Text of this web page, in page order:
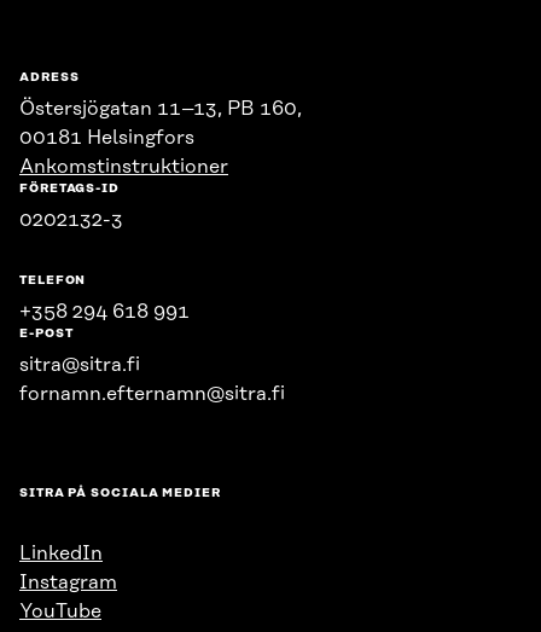
ADRESS
Östersjögatan 11–13, PB 160,
00181 Helsingfors
Ankomstinstruktioner
FÖRETAGS-ID
0202132-3
TELEFON
+358 294 618 991
E-POST
sitra@sitra.fi
fornamn.efternamn@sitra.fi
SITRA PÅ SOCIALA MEDIER
LinkedIn
Instagram
YouTube